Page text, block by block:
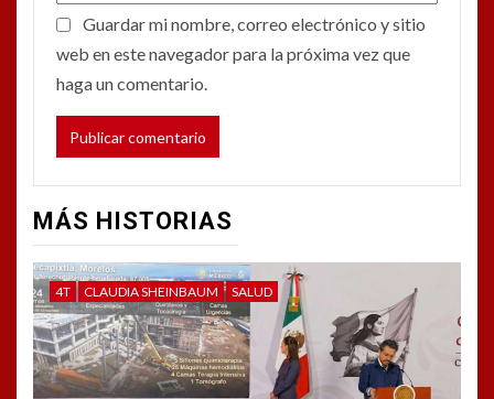
Guardar mi nombre, correo electrónico y sitio
web en este navegador para la próxima vez que
haga un comentario.
MÁS HISTORIAS
4T CLAUDIA SHEINBAUM SALUD